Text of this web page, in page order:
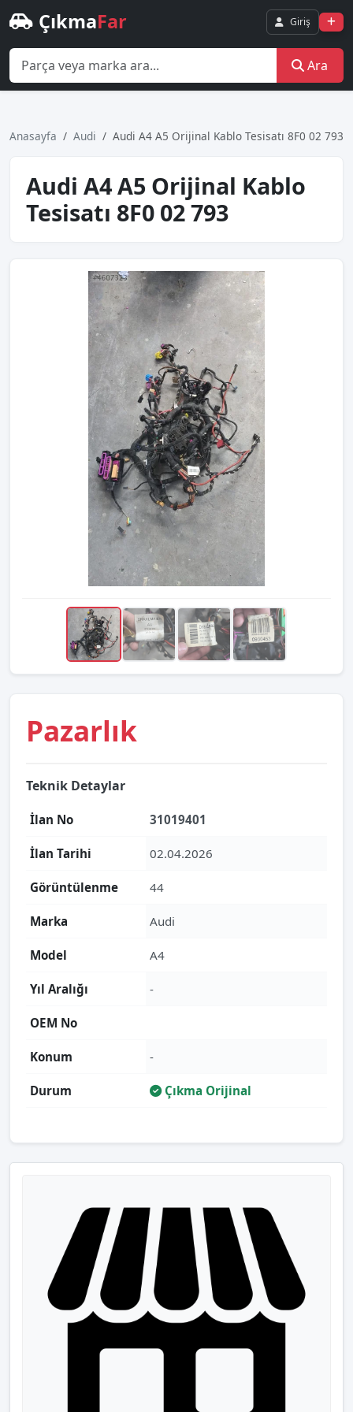
ÇıkmaFar Giriş
Ara
Anasayfa Audi Audi A4 A5 Orijinal Kablo Tesisatı 8F0 02 793
Audi A4 A5 Orijinal Kablo
Tesisatı 8F0 02 793
Pazarlık
Teknik Detaylar
İlan No 31019401
İlan Tarihi 02.04.2026
Görüntülenme 44
Marka Audi
Model A4
Yıl Aralığı -
OEM No
Konum -
Durum Çıkma Orijinal